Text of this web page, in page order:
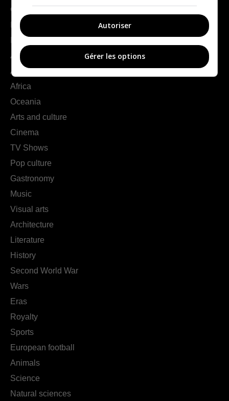
Geography
France
Americas
Asia
Africa
Oceania
Arts and culture
Cinema
TV Shows
Pop culture
Gastronomy
Music
Visual arts
Architecture
Literature
History
Second World War
Wars
Eras
Royalty
Sports
European football
Animals
Science
Natural sciences
Autoriser
Gérer les options